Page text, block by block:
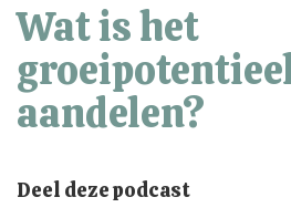
Wat is het
aandelen?
Deel deze podcast